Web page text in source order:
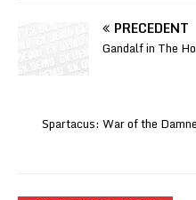
PRÉCÉDENT
Gandalf in The
Spartacus: War of the